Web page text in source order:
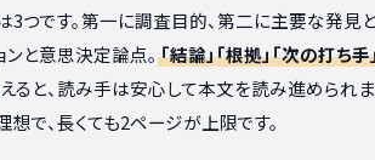
3つです。第一に調査目的、第二に主要な発見
と意思決定論点。 「結論」「根拠」「次の打ち
ると、読み手は安心して本文を読み進められま
で、長くても2ページが上限です。